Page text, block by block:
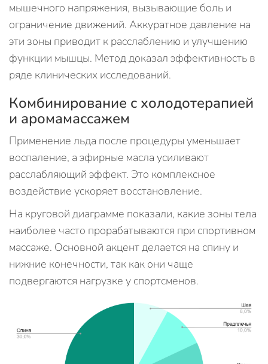
мышечного напряжения, вызывающие боль и
ограничение движений. Аккуратное давление на
эти зоны приводит к расслаблению и улучшению
функции мышцы. Метод доказал эффективность в
ряде клинических исследований.
Комбинирование с холодотерапией
и аромамассажем
Применение льда после процедуры уменьшает
воспаление, а эфирные масла усиливают
расслабляющий эффект. Это комплексное
воздействие ускоряет восстановление.
На круговой диаграмме показали, какие зоны тела
наиболее часто прорабатываются при спортивном
массаже. Основной акцент делается на спину и
нижние конечности, так как они чаще
подвергаются нагрузке у спортсменов.